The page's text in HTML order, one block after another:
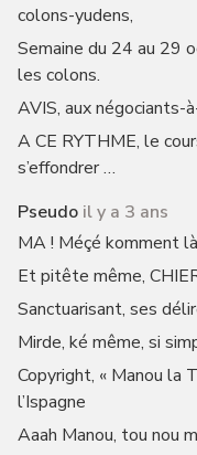
colons-yudens,
Semaine du 24 au 29
les colons.
AVIS, aux négociants-
A CE RYTHME, le
s’effondrer …
Pseudo il y a 3 ans
MA ! Méçé komment
Et pitête même,
Sanctuarisant, ses
Mirde, ké même, si
Copyright, « Manou la
l’Ispagne
Aaah Manou, tou nou